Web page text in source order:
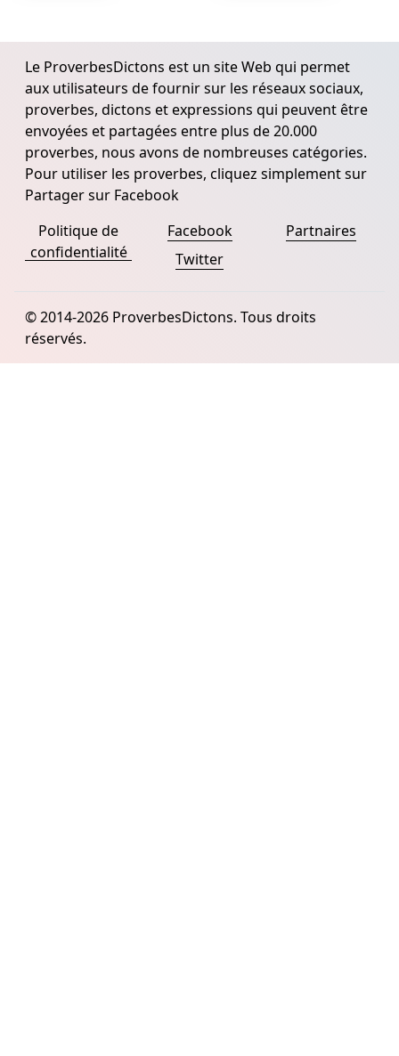
Le ProverbesDictons est un site Web qui permet
aux utilisateurs de fournir sur les réseaux sociaux,
proverbes, dictons et expressions qui peuvent être
envoyées et partagées entre plus de 20.000
proverbes, nous avons de nombreuses catégories.
Pour utiliser les proverbes, cliquez simplement sur
Partager sur Facebook
Politique de
confidentialité
Facebook
Twitter
Partnaires
© 2014-2026 ProverbesDictons. Tous droits
réservés.